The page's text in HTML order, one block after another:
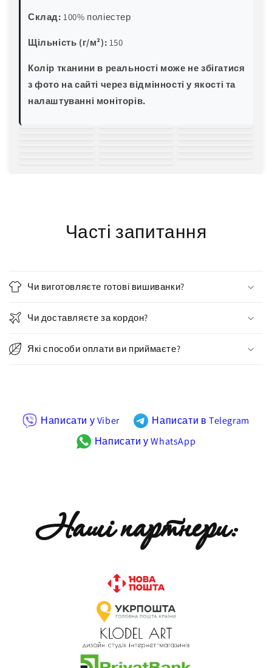
Склад: 100% поліестер
Щільність (г/м²): 150
Колір тканини в реальності може не збігатися
з фото на сайті через відмінності у якості та
налаштуванні моніторів.
Часті запитання
Чи виготовляєте готові вишиванки?
Чи доставляєте за кордон?
Які способи оплати ви приймаєте?
Написати у Viber
Написати в Telegram
Написати у WhatsApp
Наші партнери: